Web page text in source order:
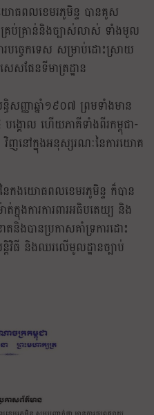
ធពលខេមរភូមិន្ទ បានគូស
គ្រប់គ្រាន់និងច្បាស់លាស់ ទាំងមូល
ារបច្ចេកទេស សម្រាប់ដោះស្រាយ
េសផែនទីមាត្រដ្ឋាន
ញ្ញាឆ្នាំ១៩០៧ ព្រមទាំងមាន
ង្គោល ហើយភាគីទាំងពីរកម្ពុជា-
ញនៅក្នុងអនុស្សរណៈនៃការយោគ
កងយោធពលខេមរភូមិន្ទ ក៏បាន
នុងការការពារអធិបតេយ្យ និង
និងបានប្រកាសគាំទ្រការដោះ
វិធី និងឈរលើមូលដ្ឋានច្បាប់